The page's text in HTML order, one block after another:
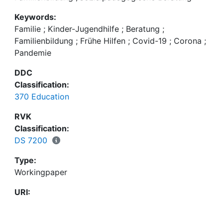
Fachkräfte trotz weitreichender
Veranstaltungsverbote, Kontaktbeschränkungen
und Abstandsgebote mit Eltern in Kontakt bleiben,
sie mit bedarfsgerechten Angeboten und
passgenauen Formaten stärken und begleiten
können, und welche digitalen Formate und
innovativen Ansätze gut angenommen werden.
Keywords:
Familie ; Kinder-Jugendhilfe ; Beratung ;
Familienbildung ; Frühe Hilfen ; Covid-19 ; Corona ;
Pandemie
DDC
Classification:
370 Education
RVK
Classification:
DS 7200
Type:
Workingpaper
URI: